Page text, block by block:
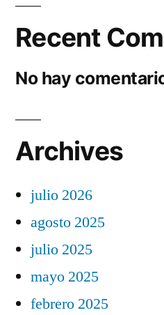
Recent
No hay
Archives
julio 2026
agosto 2025
julio 2025
mayo 2025
febrero 2025